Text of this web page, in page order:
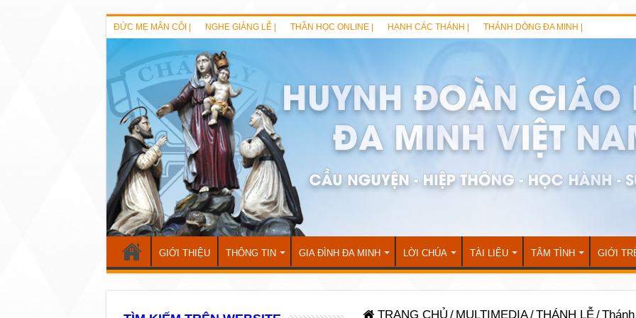
ĐỨC MẸ MÂN CÔI | NGHE GIẢNG LỄ | THẦN HỌC ONLINE | HẠNH CÁC THÁNH | THÁNH DÒNG ĐA MINH |
GIỚI THIỆU THÔNG TIN GIA ĐÌNH ĐA MINH LỜI CHÚA TÀI LIỆU TÂM TÌNH GIỚI
TRANG CHỦ / MULTIMEDIA/THÁNH LỄ/